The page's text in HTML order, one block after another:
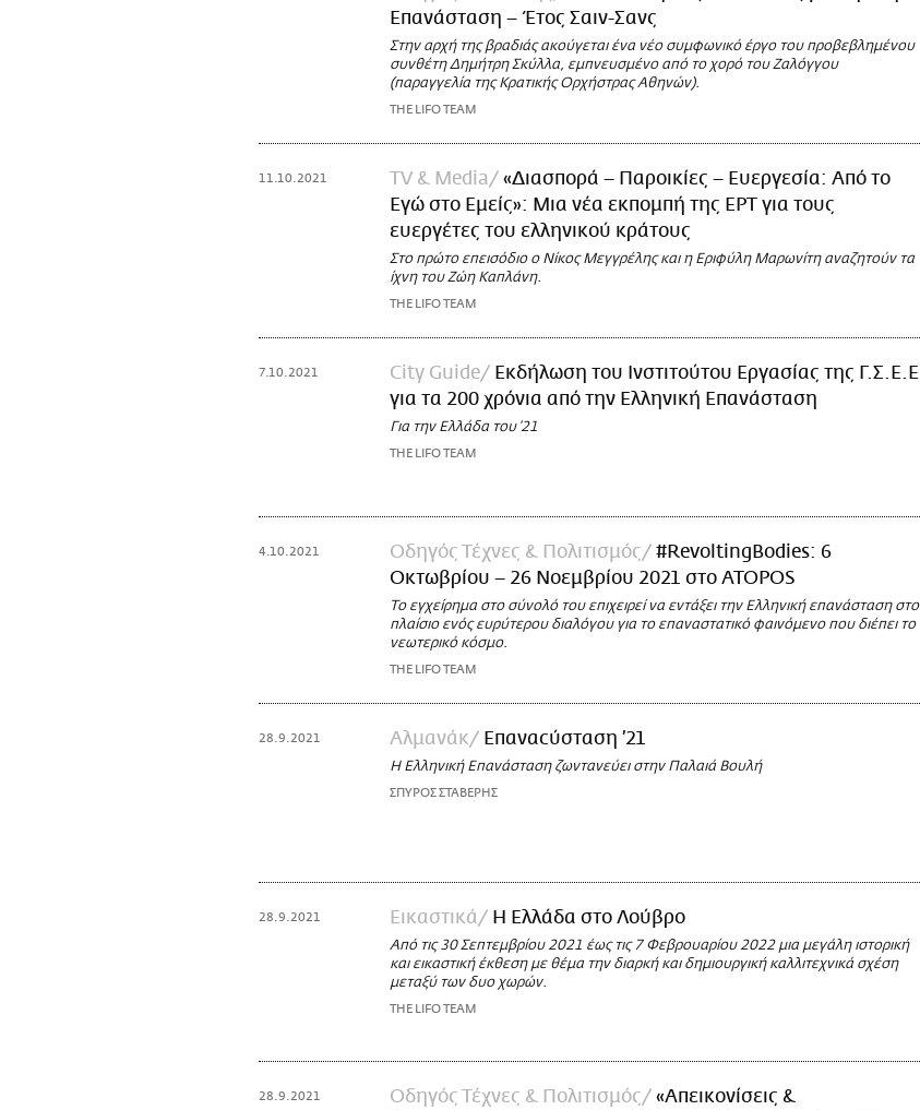
Επανάσταση – Έτος Σαιν-Σανς
Στην αρχή της βραδιάς ακούγεται ένα νέο συμφωνικό έργο του προβεβλημένου
συνθέ­τη Δημήτρη Σκύλλα, εμπνευσμένο από το χορό του Ζαλόγγου
(παραγγελία της Κρατικής Ορχήστρας Αθηνών).
THE LIFO TEAM
11.10.2021 TV & Media
«Διασπορά – Παροικίες – Ευεργεσία: Από το
Εγώ στο Εμείς»: Μια νέα εκπομπή της ΕΡΤ για τους
ευεργέτες του ελληνικού κράτους
Στο πρώτο επεισόδιο ο Νίκος Μεγγρέλης και η Εριφύλη Μαρωνίτη αναζητούν τα
ίχνη του Ζώη Καπλάνη.
THE LIFO TEAM
7.10.2021 City Guide
Εκδήλωση του Ινστιτούτου Εργασίας της Γ.Σ.Ε.Ε
για τα 200 χρόνια από την Ελληνική Επανάσταση
Για την Ελλάδα του ‘21
THE LIFO TEAM
4.10.2021 Οδηγός Τέχνες & Πολιτισμός
#RevoltingBodies: 6
Οκτωβρίου – 26 Νοεμβρίου 2021 στο ATOPOS
Το εγχείρημα στο σύνολό του επιχειρεί να εντάξει την Ελληνική επανάσταση στο
πλαίσιο ενός ευρύτερου διαλόγου για το επαναστατικό φαινόμενο που διέπει το
νεωτερικό κόσμο.
THE LIFO TEAM
28.9.2021 Αλμανάκ Επαναcύσταση ’21
Η Ελληνική Επανάσταση ζωντανεύει στην Παλαιά Βουλή
ΣΠΥΡΟΣ ΣΤΑΒΕΡΗΣ
28.9.2021 Εικαστικά H Ελλάδα στο Λούβρο
Από τις 30 Σεπτεμβρίου 2021 έως τις 7 Φεβρουαρίου 2022 μια μεγάλη ιστορική
και εικαστική έκθεση με θέμα την διαρκή και δημιουργική καλλιτεχνικά σχέση
μεταξύ των δυο χωρών.
THE LIFO TEAM
28.9.2021 Οδηγός Τέχνες & Πολιτισμός
«Απεικονίσεις &